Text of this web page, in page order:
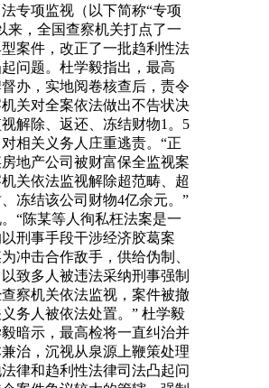
专项监视（以下简称“专项
来，全国查察机关打点了一
案件，改正了一批趋利性法
问题。杜学毅指出，最高
办，实地阅卷核查后，责令
关对全案依法做出不告状决
解除、返还、冻结财物1。5
相关义务人庄重逃责。“正
地产公司被财富保全监视案
关依法监视解除超范畴、超
冻结该公司财物4亿余元。”
“陈某等人徇私枉法案是一
刑事手段干涉经济胶葛案
冲击合作敌手，供给伪制、
致多人被违法采纳刑事强制
察机关依法监视，案件被撤
务人被依法处置。” 杜学毅
暗示，最高检将一直纠治并
治，沉视从泉源上鞭策处理
律和趋利性法律司法凸起问